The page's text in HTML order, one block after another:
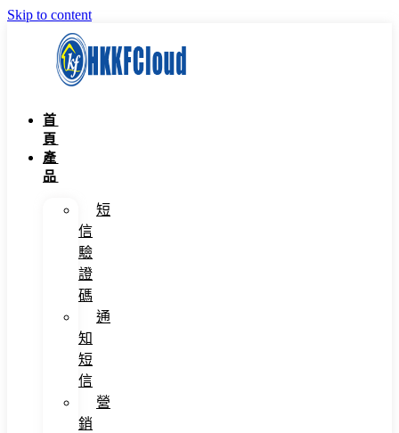
Skip to content
首
頁
產
品
短
信
驗
證
碼
通
知
短
信
營
銷